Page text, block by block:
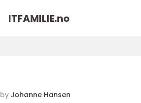
ITFAMILIE.no
by Johanne Hansen